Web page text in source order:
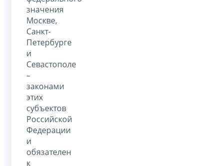
значения
Москве,
Санкт-
Петербурге
и
Севастополе
–
законами
этих
субъектов
Российской
Федерации
и
обязателен
к